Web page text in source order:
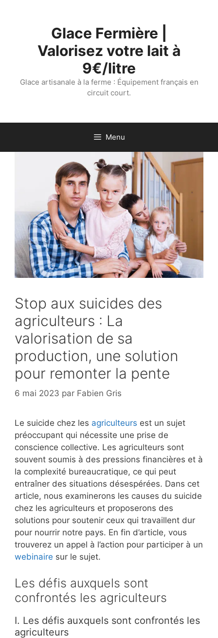
Glace Fermière |
Valorisez votre lait à
9€/litre
Glace artisanale à la ferme : Équipement français en
circuit court.
Menu
Stop aux suicides des
agriculteurs : La
valorisation de sa
production, une solution
pour remonter la pente
6 mai 2023 par Fabien Gris
Le suicide chez les agriculteurs est un sujet
préoccupant qui nécessite une prise de
conscience collective. Les agriculteurs sont
souvent soumis à des pressions financières et à
la complexité bureaucratique, ce qui peut
entraîner des situations désespérées. Dans cet
article, nous examinerons les causes du suicide
chez les agriculteurs et proposerons des
solutions pour soutenir ceux qui travaillent dur
pour nourrir notre pays. En fin d’article, vous
trouverez un appel à l’action pour participer à un
webinaire sur le sujet.
Les défis auxquels sont
confrontés les agriculteurs
I. Les défis auxquels sont confrontés les
agriculteurs